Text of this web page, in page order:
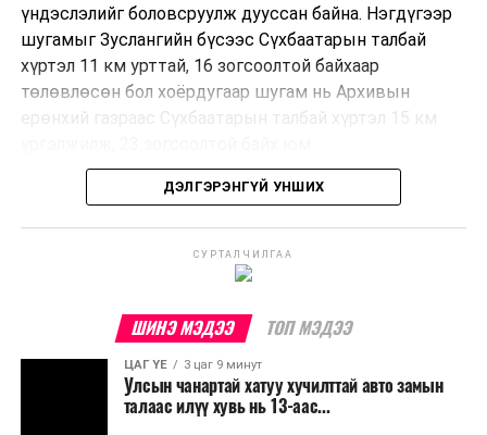
үндэслэлийг боловсруулж дууссан байна. Нэгдүгээр
шугамыг Зуслангийн бүсээс Сүхбаатарын талбай
хүртэл 11 км урттай, 16 зогсоолтой байхаар
төлөвлөсөн бол хоёрдугаар шугам нь Архивын
ерөнхий газраас Сүхбаатарын талбай хүртэл 15 км
Төслийг бүрэн хэрэгжүүлснээр цагт 10-12 мянган
Трамвайн системийг хөгжүүлснээр нийтийн тээвэрт
суурилсан хот төлөвлөлтийг дэмжиж, шугам болон
зогсоолуудыг түшиглэсэн худалдаа, үйлчилгээ, орон
сууцны шинэ бүсүүд бий болох боломжтой. Үүний
зэрэгцээ ажлын байр нэмэгдэх, жижиг, дунд
ДЭЛГЭРЭНГҮЙ УНШИХ
СУРТАЛЧИЛГАА
ШИНЭ МЭДЭЭ ТОП МЭДЭЭ
ЦАГ ҮЕ 3 цаг 9 минут
Улсын чанартай хатуу хучилттай авто замын
талаас илүү хувь нь 13-аас...